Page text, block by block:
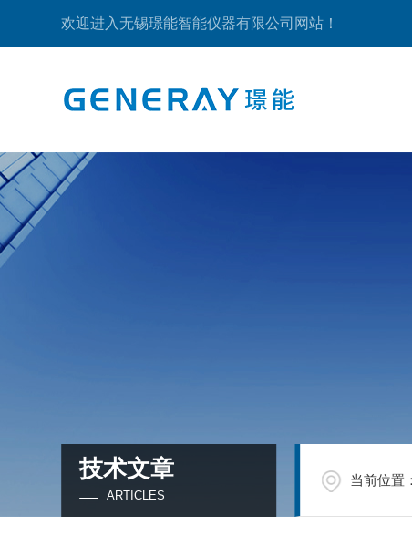
欢迎进入无锡璟能智能仪器有限公司网站！
技术文章
ARTICLES
当前位置